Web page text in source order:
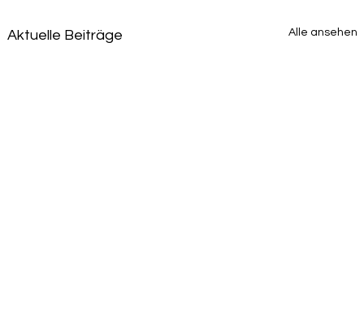
Aktuelle Beiträge Alle ansehen